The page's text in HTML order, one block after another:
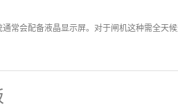
常会配备液晶显示屏。对于闸机这种需全天